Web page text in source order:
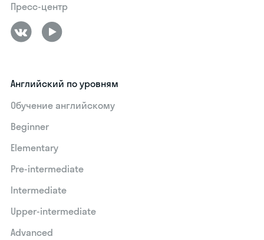
Пресс-центр
Английский по уровням
Обучение английскому
Beginner
Elementary
Pre-intermediate
Intermediate
Upper-intermediate
Advanced